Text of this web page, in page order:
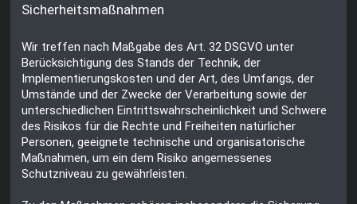
Sicherheitsmaßnahmen
Wir treffen nach Maßgabe des Art. 32 DSGVO unter
Berücksichtigung des Stands der Technik, der
Implementierungskosten und der Art, des Umfangs, der
Umstände und der Zwecke der Verarbeitung sowie der
unterschiedlichen Eintrittswahrscheinlichkeit und Schwere
des Risikos für die Rechte und Freiheiten natürlicher
Personen, geeignete technische und organisatorische
Maßnahmen, um ein dem Risiko angemessenes
Schutzniveau zu gewährleisten.